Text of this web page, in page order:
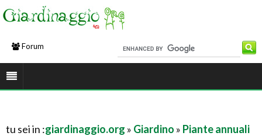
Forum
tu sei in :giardinaggio.org » Giardino » Piante annuali